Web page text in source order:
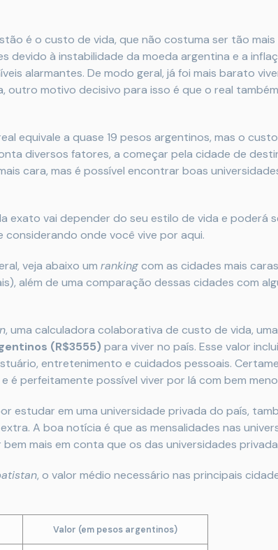
é o custo de vida, que não costuma ser tão
devido à instabilidade da moeda argentina e a
alarmantes. De modo geral, já foi mais barato
outro motivo decisivo para isso é que o real
equivale a quase 19 pesos argentinos, mas o
diversos fatores, a começar pela cidade de
cara, mas é possível encontrar boas
exato vai depender do seu estilo de vida e poderá
considerando onde você vive por aqui.
veja abaixo um rankingcom as cidades mais
além de uma comparação dessas cidades com
, uma calculadora colaborativa de custo de vida,
(R$3555) para viver no país. Esse valor
entretenimento e cuidados pessoais.
é perfeitamente possível viver por lá com bem
estudar em uma universidade privada do país,
A boa notícia é que as mensalidades nas
mais em conta que os das universidades
, o valor médio necessário nas principais
Valor (em pesos argentinos)